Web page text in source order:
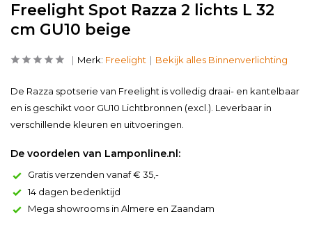
Freelight Spot Razza 2 lichts L 32
cm GU10 beige
Merk: Freelight Bekijk alles Binnenverlichting
De Razza spotserie van Freelight is volledig draai- en kantelbaar
en is geschikt voor GU10 Lichtbronnen (excl.). Leverbaar in
verschillende kleuren en uitvoeringen.
De voordelen van Lamponline.nl:
Gratis verzenden vanaf € 35,-
14 dagen bedenktijd
Mega showrooms in Almere en Zaandam